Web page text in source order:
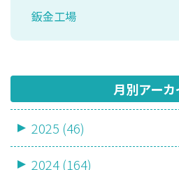
鈑金工場
月別アー
2025 (46)
2024 (164)